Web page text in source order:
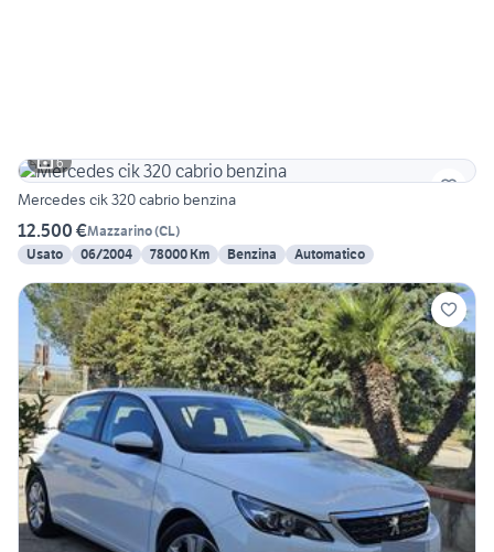
6
Mercedes cik 320 cabrio benzina
12.500 €Mazzarino(CL)
Usato
06/2004 78000 Km Benzina Automatico